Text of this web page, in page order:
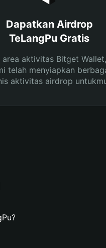
Dapatkan Airdrop
TeLangPu Gratis
area aktivitas Bitget Wallet,
telah menyiapkan
aktivitas airdrop